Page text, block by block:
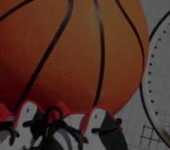
Entreprises
Taxes de
d’hébergement
Energie
Grands cru
Mobility Car